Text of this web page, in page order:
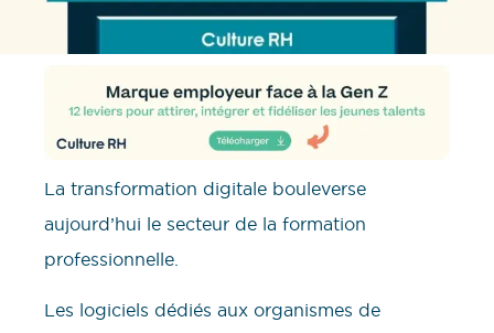
La transformation digitale bouleverse
aujourd’hui le secteur de la formation
professionnelle.
Les logiciels dédiés aux organismes de